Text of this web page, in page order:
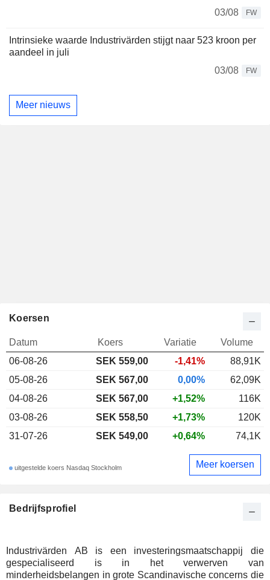
03/08
FW
Intrinsieke waarde Industrivärden stijgt naar 523 kroon per
aandeel in juli
03/08
FW
Meer nieuws
Bedrijfsprofiel
Industrivärden AB is een investeringsmaatschappij die
gespecialiseerd is in het verwerven van
minderheidsbelangen in grote Scandinavische concerns die
Koersen
Datum Koers Variatie
Volume
06-08-26
SEK 559,00 -1,41%
88,91K
05-08-26
SEK 567,00 0,00%
62,09K
04-08-26
SEK 567,00 +1,52%
116K
03-08-26
SEK 558,50 +1,73%
120K
31-07-26
SEK 549,00 +0,64% 74,1K
uitgestelde koers Nasdaq Stockholm Meer koersen